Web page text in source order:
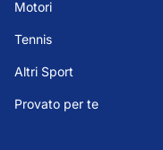
Motori
Tennis
Altri Sport
Provato per te